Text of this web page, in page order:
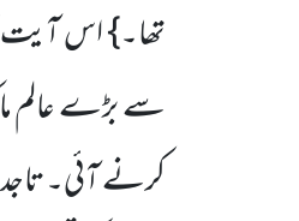
تھا۔}اس آیت
سے بڑے عالم
کرنے آئی۔